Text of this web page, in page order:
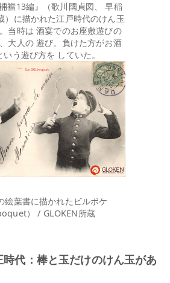
襠13編』（歌川國貞図、 早稲
）に描かれた江戸時代のけん玉
当時は 酒宴でのお座敷遊びの
大人の 遊び。負けた方がお酒
いう遊び方を していた。
絵葉書に描かれたビルボケ
） / GLOKEN所蔵
時代：棒と玉だけのけん玉があ